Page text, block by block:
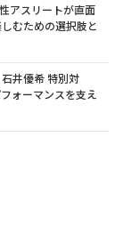
アスリートが直面
むための選択肢と
井優希 特別対
ォーマンスを支え